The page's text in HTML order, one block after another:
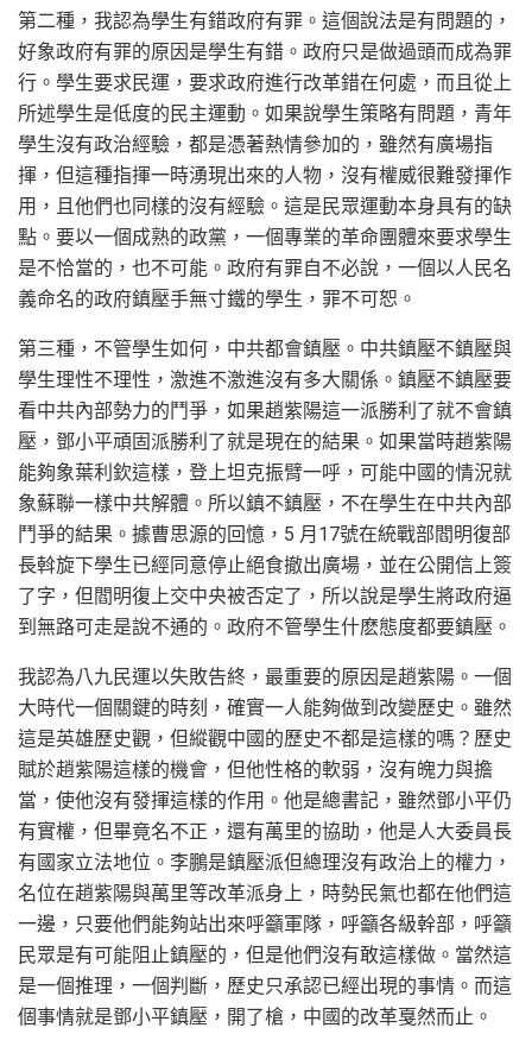
第二種，我認為學生有錯政府有罪。這個說法是有問題的，
好象政府有罪的原因是學生有錯。政府只是做過頭而成為罪
行。學生要求民運，要求政府進行改革錯在何處，而且從上
所述學生是低度的民主運動。如果說學生策略有問題，青年
學生沒有政治經驗，都是憑著熱情參加的，雖然有廣場指
揮，但這種指揮一時湧現出來的人物，沒有權威很難發揮作
用，且他們也同樣的沒有經驗。這是民眾運動本身具有的缺
點。要以一個成熟的政黨，一個專業的革命團體來要求學生
是不恰當的，也不可能。政府有罪自不必說，一個以人民名
義命名的政府鎮壓手無寸鐵的學生，罪不可恕。
第三種，不管學生如何，中共都會鎮壓。中共鎮壓不鎮壓與
學生理性不理性，激進不激進沒有多大關係。鎮壓不鎮壓要
看中共內部勢力的鬥爭，如果趙紫陽這一派勝利了就不會鎮
壓，鄧小平頑固派勝利了就是現在的結果。如果當時趙紫陽
能夠象葉利欽這樣，登上坦克振臂一呼，可能中國的情況就
象蘇聯一樣中共解體。所以鎮不鎮壓，不在學生在中共內部
鬥爭的結果。據曹思源的回憶，5 月17號在統戰部閻明復部
長斡旋下學生已經同意停止絕食撤出廣場，並在公開信上簽
了字，但閻明復上交中央被否定了，所以說是學生將政府逼
到無路可走是說不通的。政府不管學生什麽態度都要鎮壓。
我認為八九民運以失敗告終，最重要的原因是趙紫陽。一個
大時代一個關鍵的時刻，確實一人能夠做到改變歷史。雖然
這是英雄歷史觀，但縱觀中國的歷史不都是這樣的嗎？歷史
賦於趙紫陽這樣的機會，但他性格的軟弱，沒有魄力與擔
當，使他沒有發揮這樣的作用。他是總書記，雖然鄧小平仍
有實權，但畢竟名不正，還有萬里的協助，他是人大委員長
有國家立法地位。李鵬是鎮壓派但總理沒有政治上的權力，
名位在趙紫陽與萬里等改革派身上，時勢民氣也都在他們這
一邊，只要他們能夠站出來呼籲軍隊，呼籲各級幹部，呼籲
民眾是有可能阻止鎮壓的，但是他們沒有敢這樣做。當然這
是一個推理，一個判斷，歷史只承認已經出現的事情。而這
個事情就是鄧小平鎮壓，開了槍，中國的改革戛然而止。